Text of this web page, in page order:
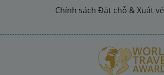
Chính sách Đặt chỗ & Xuất vé